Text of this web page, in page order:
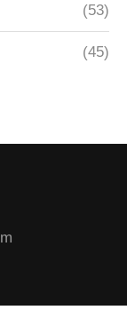
(53)
(45)